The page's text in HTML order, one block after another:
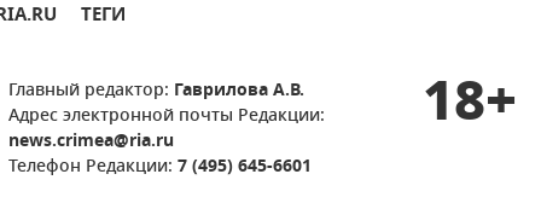
ТЕГИ
Главный редактор: Гаврилова А.В.
Адрес электронной почты Редакции:
news.crimea@ria.ru
Телефон Редакции: 7 (495) 645-6601
18+